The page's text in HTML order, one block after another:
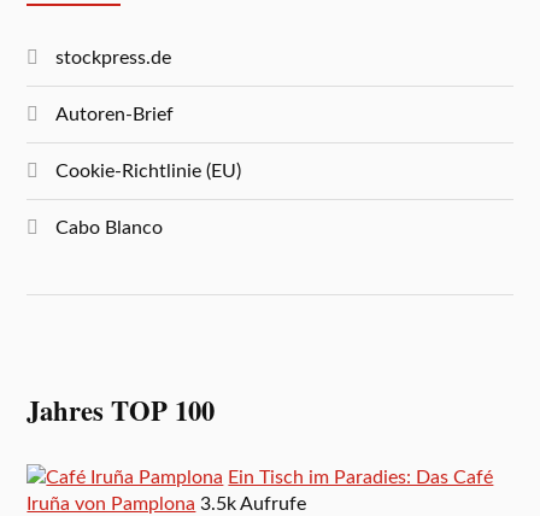
stockpress.de
Autoren-Brief
Cookie-Richtlinie (EU)
Cabo Blanco
Jahres TOP 100
Ein Tisch im Paradies: Das Café
Iruña von Pamplona 3.5k Aufrufe